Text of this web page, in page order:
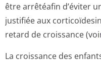
être arrêtéafin d’éviter
justifiée aux
retard de croissance
La croissance des